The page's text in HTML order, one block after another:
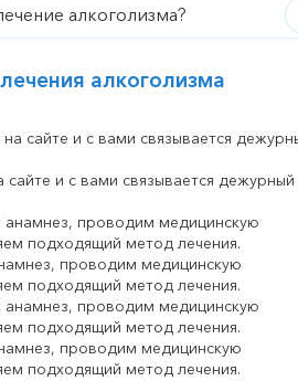
алкоголизма?
лечения алкоголизма
сайте и с вами связывается дежурный
проводим медицинскую
подходящий метод лечения.
проводим медицинскую
подходящий метод лечения.